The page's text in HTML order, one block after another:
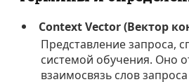
Context Vector (Вектор
Представление запроса,
системой обучения. Оно
взаимосвязь слов